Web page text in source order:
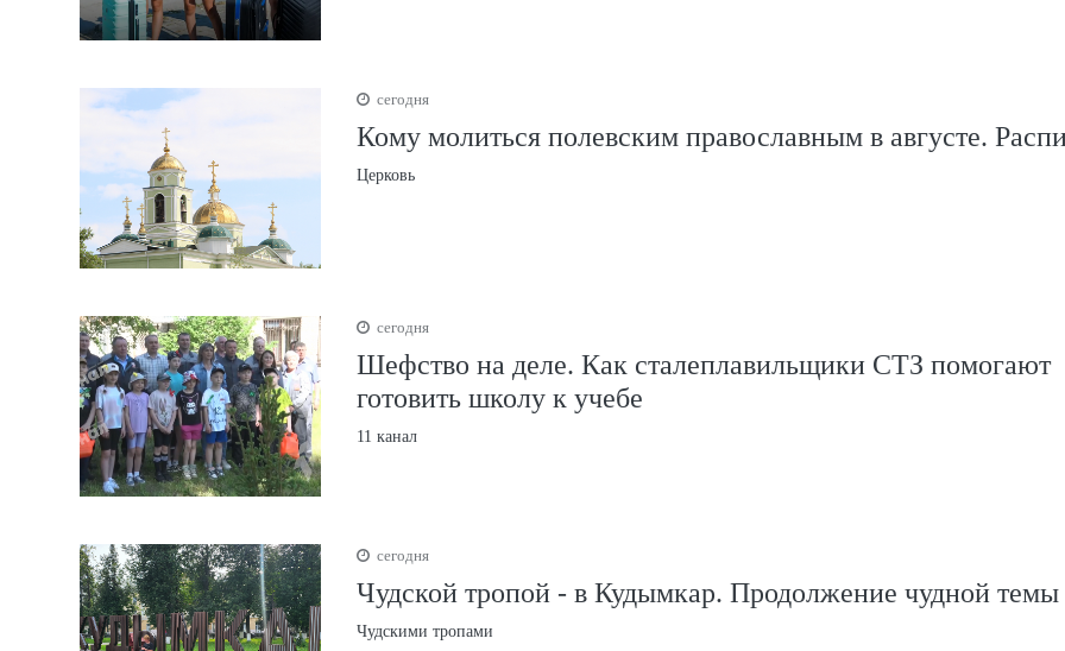
сегодня
Кому молиться полевским православным в августе.
Церковь
сегодня
Шефство на деле. Как сталеплавильщики СТЗ помогают
готовить школу к учебе
11 канал
сегодня
Чудской тропой - в Кудымкар. Продолжение чудной темы
Чудскими тропами